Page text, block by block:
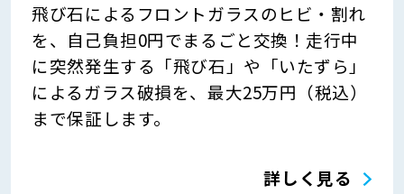
飛び石によるフロントガラスのヒビ・割れ
を、自己負担0円でまるごと交換！走行中
に突然発生する「飛び石」や「いたずら」
によるガラス破損を、最大25万円（税込）
まで保証します。
詳しく見る